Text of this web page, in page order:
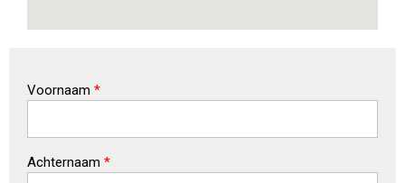
Voornaam *
Achternaam *